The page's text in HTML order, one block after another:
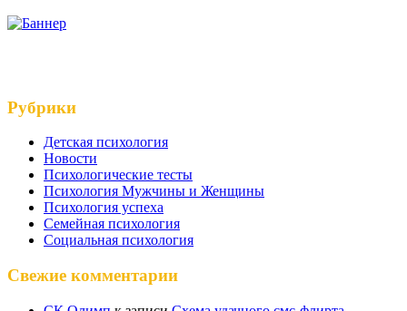
Рубрики
Детская психология
Новости
Психологические тесты
Психология Мужчины и Женщины
Психология успеха
Семейная психология
Социальная психология
Свежие комментарии